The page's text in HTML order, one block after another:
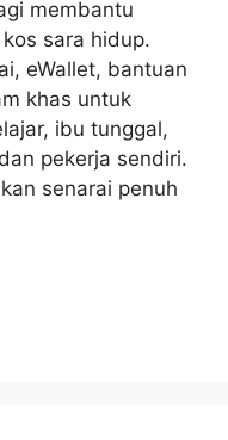
membantu
sara hidup.
eWallet, bantuan
khas untuk
ibu tunggal,
pekerja sendiri.
senarai penuh